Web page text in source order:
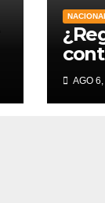
AGO